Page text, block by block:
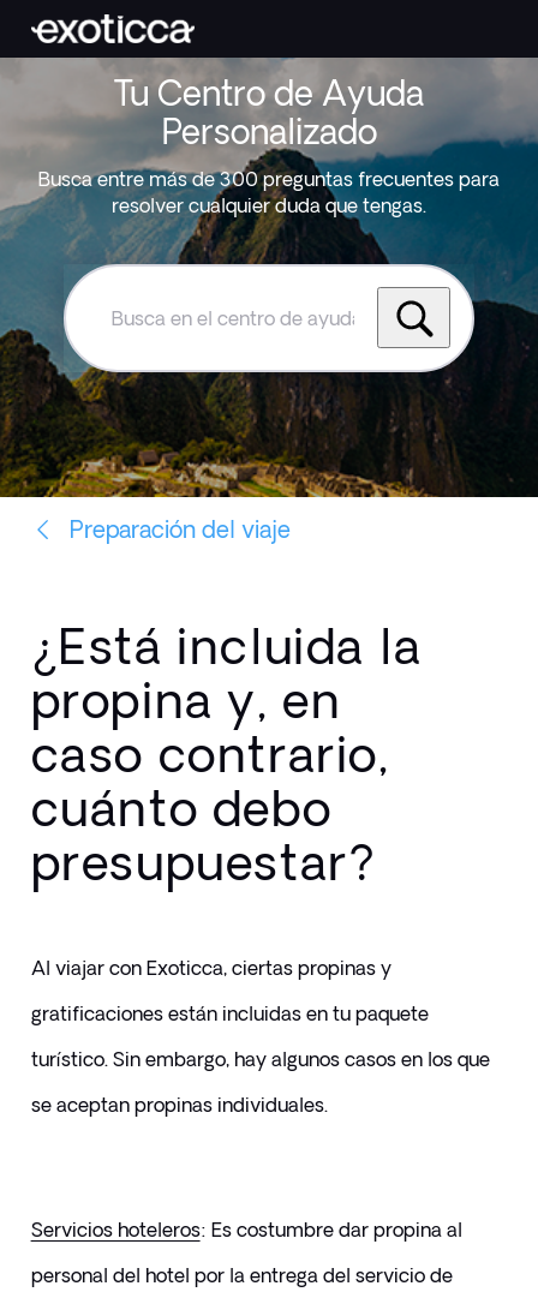
Tu Centro de Ayuda
Personalizado
Busca entre más de 300 preguntas frecuentes para
resolver cualquier duda que tengas.
Busca
el
centro
de
ayuda
de
Exoticca
Preparación del viaje
¿Está incluida la
propina y, en
caso contrario,
cuánto debo
presupuestar?
Al viajar con Exoticca, ciertas propinas y
gratificaciones están incluidas en tu paquete
turístico. Sin embargo, hay algunos casos en los que
se aceptan propinas individuales.
Servicios hoteleros: Es costumbre dar propina al
personal del hotel por la entrega del servicio de